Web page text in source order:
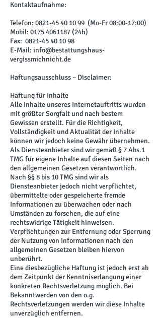
Kontaktaufnahme:
Telefon: 0821-45 40 10 99 (Mo-Fr 08:00-17:00)
Mobil: 0175 4061187 (24h)
Fax: 0821-45 40 10 98
E-Mail: info@bestattungshaus-
vergissmichnicht.de
Haftungsausschluss – Disclaimer:
Haftung für Inhalte
Alle Inhalte unseres Internetauftritts wurden
mit größter Sorgfalt und nach bestem
Gewissen erstellt. Für die Richtigkeit,
Vollständigkeit und Aktualität der Inhalte
können wir jedoch keine Gewähr übernehmen.
Als Diensteanbieter sind wir gemäß § 7 Abs.1
TMG für eigene Inhalte auf diesen Seiten nach
den allgemeinen Gesetzen verantwortlich.
Nach §§ 8 bis 10 TMG sind wir als
Diensteanbieter jedoch nicht verpflichtet,
übermittelte oder gespeicherte fremde
Informationen zu überwachen oder nach
Umständen zu forschen, die auf eine
rechtswidrige Tätigkeit hinweisen.
Verpflichtungen zur Entfernung oder Sperrung
der Nutzung von Informationen nach den
allgemeinen Gesetzen bleiben hiervon
unberührt.
Eine diesbezügliche Haftung ist jedoch erst ab
dem Zeitpunkt der Kenntniserlangung einer
konkreten Rechtsverletzung möglich. Bei
Bekanntwerden von den o.g.
Rechtsverletzungen werden wir diese Inhalte
unverzüglich entfernen.